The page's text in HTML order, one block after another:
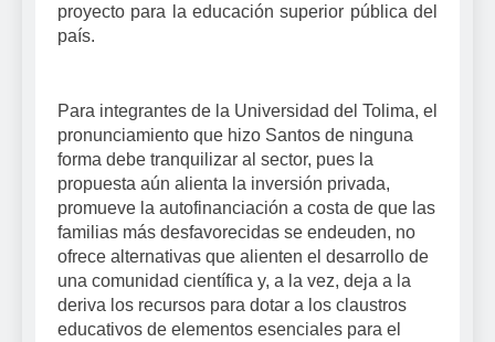
proyecto para la educación superior pública del
país.
Para integrantes de la Universidad del Tolima, el
pronunciamiento que hizo Santos de ninguna
forma debe tranquilizar al sector, pues la
propuesta aún alienta la inversión privada,
promueve la autofinanciación a costa de que las
familias más desfavorecidas se endeuden, no
ofrece alternativas que alienten el desarrollo de
una comunidad científica y, a la vez, deja a la
deriva los recursos para dotar a los claustros
educativos de elementos esenciales para el